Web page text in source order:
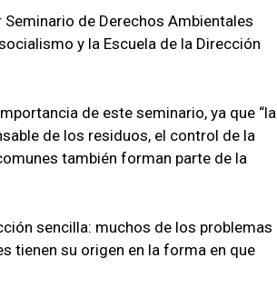
de Derechos Ambientales
y la Escuela de la Dirección
de este seminario, ya que “la
de los residuos, el control de la
también forman parte de la
sencilla: muchos de los problemas
tienen su origen en la forma en que